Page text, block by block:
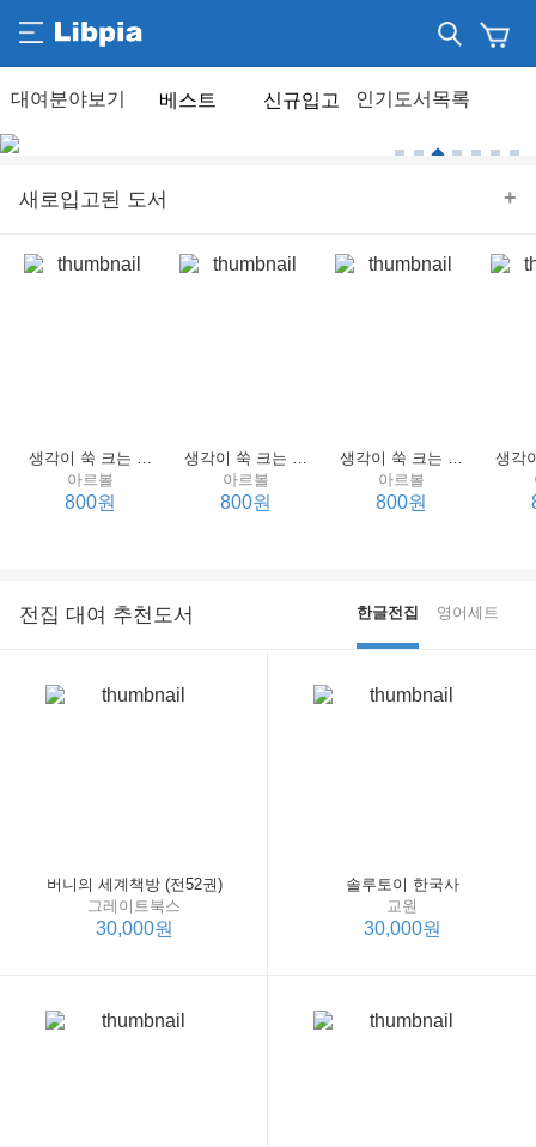
베스트 신규입고
새로입고된 도서 +
생각이 쑥 크는 세계 명작 4 : 언어 편
아르볼
800원
생각이 쑥 크는 세계 명작 3 : 언어 편
아르볼
800원
생각이 쑥 크는 세계 명작 2 : 언어 편
아르볼
800원
전집 대여 추천도서 한글전집 영어세트
버니의 세계책방 (전52권)
그레이트북스
30,000원
솔루토이 한국사
교원
30,000원